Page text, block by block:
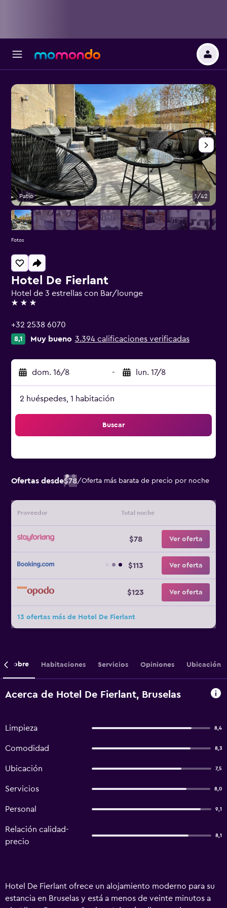
Hotel De Fierlant
Hotel de 3 estrellas con Bar/lounge
3 estrellas
+32 2538 6070
8,1 Muy bueno 3.394 calificaciones verificadas
dom. 16/8 - lun. 17/8
2 huéspedes, 1 habitación
Buscar
Ofertas desde$78/Oferta más barata de precio por noche
Proveedor Total noche
$78 Ver oferta
$113 Ver oferta
$123 Ver oferta
13 ofertas más de Hotel De Fierlant
Patio 1/42
Fotos
Sobre Habitaciones Servicios Opiniones Ubicación
Acerca de Hotel De Fierlant, Bruselas
Limpieza 8,4
Comodidad 8,3
Ubicación 7,5
Servicios 8,0
Personal 9,1
Relación calidad-
precio
8,1
Hotel De Fierlant ofrece un alojamiento moderno para su
estancia en Bruselas y está a menos de veinte minutos a